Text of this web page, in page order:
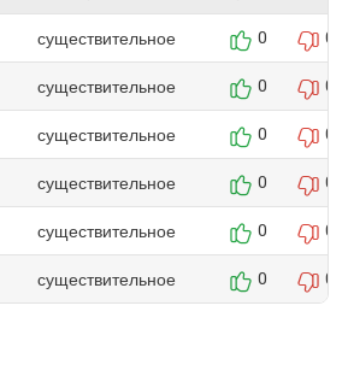
существительное 0 0
существительное 0 0
существительное 0 0
существительное 0 0
существительное 0 0
существительное 0 0